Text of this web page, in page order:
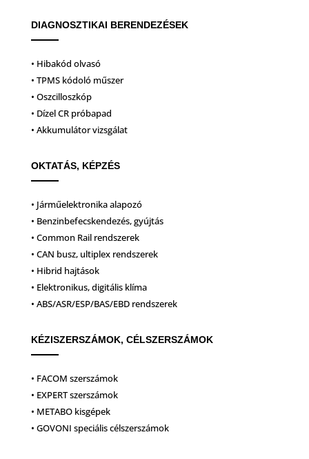
DIAGNOSZTIKAI BERENDEZÉSEK
• Hibakód olvasó
• TPMS kódoló műszer
• Oszcilloszkóp
• Dízel CR próbapad
• Akkumulátor vizsgálat
OKTATÁS, KÉPZÉS
• Járműelektronika alapozó
• Benzinbefecskendezés, gyújtás
• Common Rail rendszerek
• CAN busz, ultiplex rendszerek
• Hibrid hajtások
• Elektronikus, digitális klíma
• ABS/ASR/ESP/BAS/EBD rendszerek
KÉZISZERSZÁMOK, CÉLSZERSZÁMOK
• FACOM szerszámok
• EXPERT szerszámok
• METABO kisgépek
• GOVONI speciális célszerszámok